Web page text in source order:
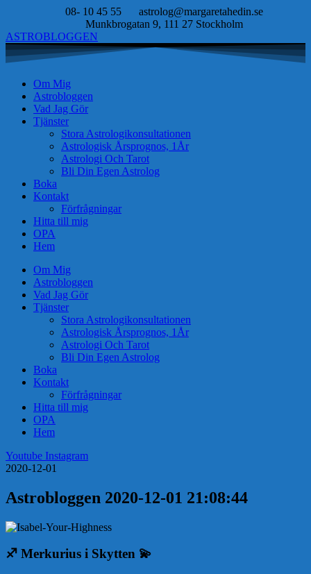
08- 10 45 55
astrolog@margaretahedin.se
Munkbrogatan 9, 111 27 Stockholm
ASTROBLOGGEN
Om Mig
Astrobloggen
Vad Jag Gör
Tjänster
Stora Astrologikonsultationen
Astrologisk Årsprognos, 1År
Astrologi Och Tarot
Bli Din Egen Astrolog
Boka
Kontakt
Förfrågningar
Hitta till mig
OPA
Hem
Om Mig
Astrobloggen
Vad Jag Gör
Tjänster
Stora Astrologikonsultationen
Astrologisk Årsprognos, 1År
Astrologi Och Tarot
Bli Din Egen Astrolog
Boka
Kontakt
Förfrågningar
Hitta till mig
OPA
Hem
Youtube Instagram
2020-12-01
Astrobloggen 2020-12-01 21:08:44
♐ ️ Merkurius i Skytten 💫